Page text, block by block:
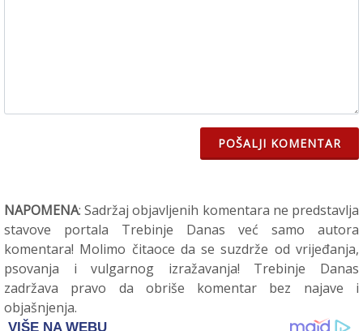
POŠALJI KOMENTAR
NAPOMENA: Sadržaj objavljenih komentara ne predstavlja
stavove portala Trebinje Danas već samo autora
komentara! Molimo čitaoce da se suzdrže od vrijeđanja,
psovanja i vulgarnog izražavanja! Trebinje Danas
zadržava pravo da obriše komentar bez najave i
objašnjenja.